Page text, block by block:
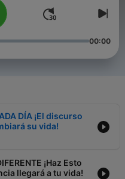
de nuestro correo para
y únete a
educación
efectivo, mentalidad
financiera,
financiera, ingresos
para principiantes,
finanzas para
finanzas para mujeres,
00:00
DÍA ¡El discurso
su vida!
¡Haz Esto
llegará a tu vida!